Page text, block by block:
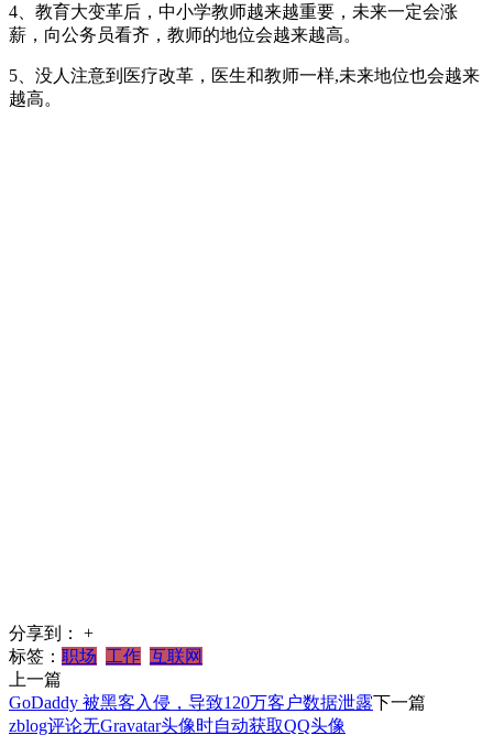
4、教育大变革后，中小学教师越来越重要，未来一定会涨
薪，向公务员看齐，教师的地位会越来越高。
5、没人注意到医疗改革，医生和教师一样,未来地位也会越来
越高。
分享到：
+
标签： 职场 工作 互联网
上一篇
GoDaddy 被黑客入侵，导致120万客户数据泄露下一篇
zblog评论无Gravatar头像时自动获取QQ头像